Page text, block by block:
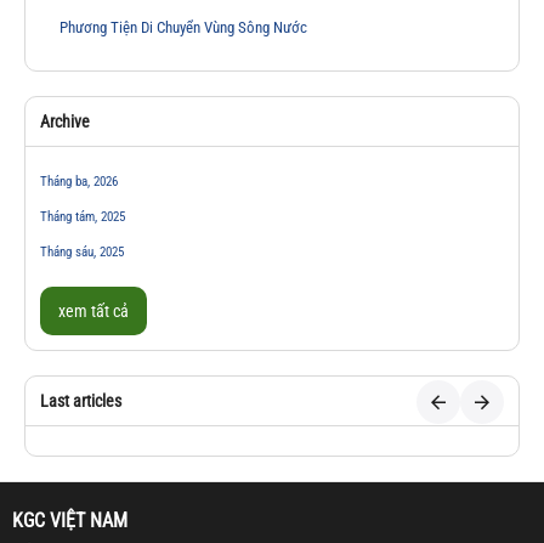
Phương Tiện Di Chuyển Vùng Sông Nước
Archive
Tháng ba, 2026
Tháng tám, 2025
Tháng sáu, 2025
xem tất cả
Last articles
KGC VIỆT NAM